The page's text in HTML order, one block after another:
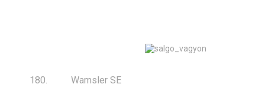
180. Wamsler SE